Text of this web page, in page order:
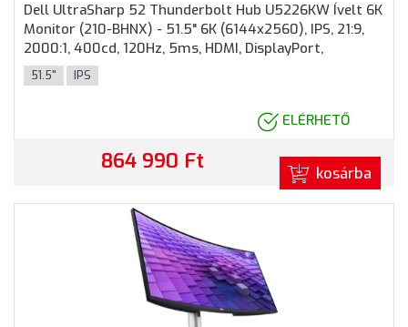
Dell UltraSharp 52 Thunderbolt Hub U5226KW Ívelt 6K
Monitor (210-BHNX) - 51.5" 6K (6144x2560), IPS, 21:9,
2000:1, 400cd, 120Hz, 5ms, HDMI, DisplayPort,
Thunderbolt 4, USB, 3 év garancia, Ezüst színben
51.5" IPS
ELÉRHETŐ
864 990 Ft kosárba